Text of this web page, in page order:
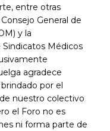
entre otras
General de
y la
Sindicatos Médicos
agradece
por el
nuestro colectivo
el Foro no es
ni forma parte de